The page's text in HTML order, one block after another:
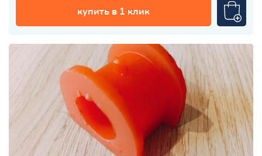
купить в 1 клик